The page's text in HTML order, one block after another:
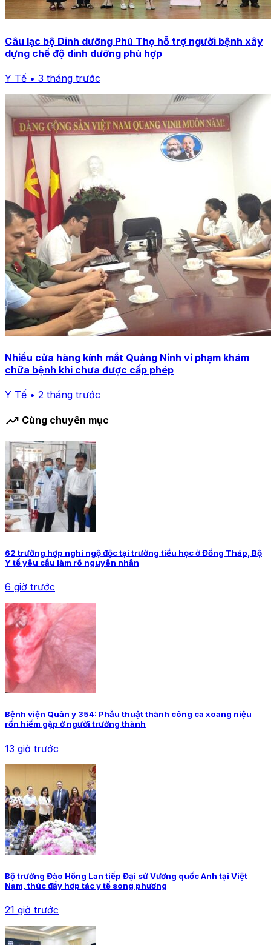
Câu lạc bộ Dinh dưỡng Phú Thọ hỗ trợ người bệnh xây
dựng chế độ dinh dưỡng phù hợp
Y Tế • 3 tháng trước
Nhiều cửa hàng kính mắt Quảng Ninh vi phạm khám
chữa bệnh khi chưa được cấp phép
Y Tế • 2 tháng trước
trending_up Cùng chuyên mục
62 trường hợp nghi ngộ độc tại trường tiểu học ở Đồng Tháp, Bộ
Y tế yêu cầu làm rõ nguyên nhân
6 giờ trước
Bệnh viện Quân y 354: Phẫu thuật thành công ca xoang niệu
rốn hiếm gặp ở người trưởng thành
13 giờ trước
Bộ trưởng Đào Hồng Lan tiếp Đại sứ Vương quốc Anh tại Việt
Nam, thúc đẩy hợp tác y tế song phương
21 giờ trước